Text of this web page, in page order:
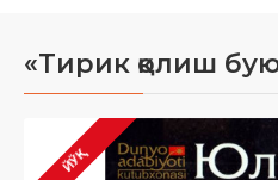
«Тирик қолиш
ЙЎҚ